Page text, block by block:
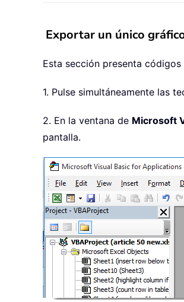
Exportar un único
Esta sección presenta
1. Pulse simultáneamente las
2. En la ventana de Microsoft
pantalla.